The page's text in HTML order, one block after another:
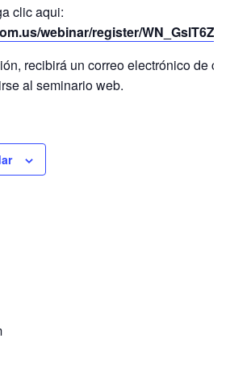
clic aqui:
webinar/register/
recibirá un correo electrónico de
al seminario web.